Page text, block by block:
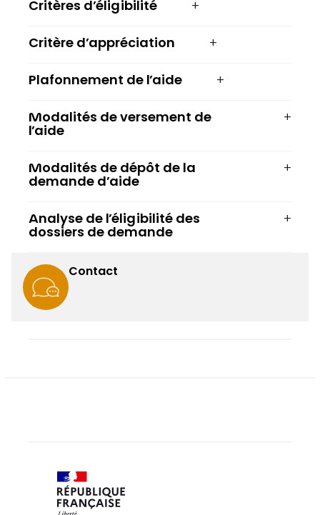
Critères d’éligibilité
Critère d’appréciation
Plafonnement de l’aide
Modalités de versement de
l’aide
Modalités de dépôt de la
demande d’aide
Analyse de l’éligibilité des
dossiers de demande
Contact